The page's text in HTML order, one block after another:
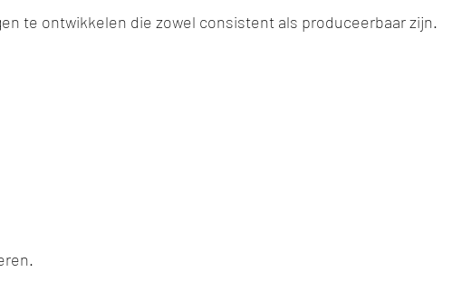
te ontwikkelen die zowel consistent als produceerbaar zijn.